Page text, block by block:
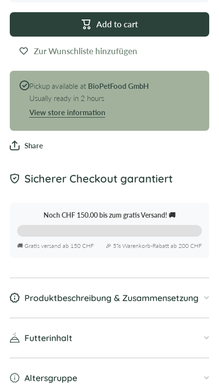
Breast
25g
Dried
Add to cart
Zur Wunschliste hinzufügen
Pickup available at BioPetFood GmbH
Usually ready in 2 hours
View store information
Share
Sicherer Checkout garantiert
Noch CHF 150.00 bis zum gratis Versand! 🚚
🚚 Gratis versand ab 150 CHF 🎉 5% Warenkorb-Rabatt ab 200 CHF
Produktbeschreibung & Zusammensetzung
Futterinhalt
Altersgruppe